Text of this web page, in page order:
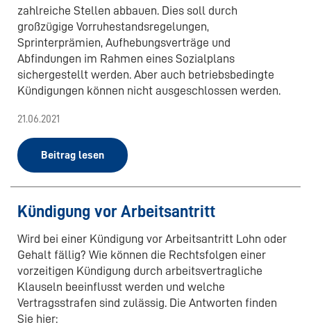
zahlreiche Stellen abbauen. Dies soll durch
großzügige Vorruhestandsregelungen,
Sprinterprämien, Aufhebungsverträge und
Abfindungen im Rahmen eines Sozialplans
sichergestellt werden. Aber auch betriebsbedingte
Kündigungen können nicht ausgeschlossen werden.
21.06.2021
Beitrag lesen
Kündigung vor Arbeitsantritt
Wird bei einer Kündigung vor Arbeitsantritt Lohn oder
Gehalt fällig? Wie können die Rechtsfolgen einer
vorzeitigen Kündigung durch arbeitsvertragliche
Klauseln beeinflusst werden und welche
Vertragsstrafen sind zulässig. Die Antworten finden
Sie hier: